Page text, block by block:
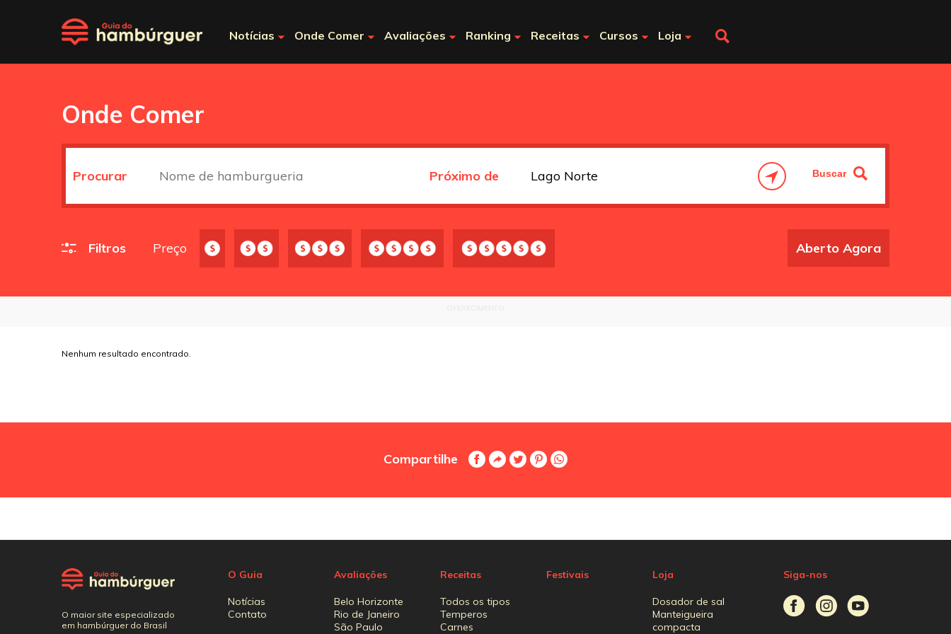
Notícias Onde Comer Avaliações Ranking Receitas Cursos Loja
Onde Comer
Procurar Próximo de
Filtros Preço Aberto Agora
Nenhum resultado encontrado.
Compartilhe
O maior site especializado
em hambúrguer do Brasil
O Guia
Notícias
Contato
Avaliações
Belo Horizonte
Rio de Janeiro
São Paulo
Receitas
Todos os tipos
Temperos
Carnes
Festivais Loja
Dosador de sal
Manteigueira
compacta
Siga-nos